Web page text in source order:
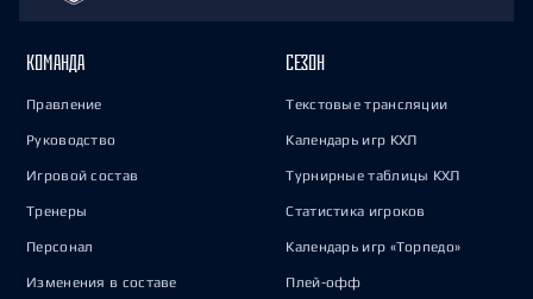
КОМАНДА
Правление
Руководство
Игровой состав
Тренеры
Персонал
Изменения в составе
СЕЗОН
Текстовые трансляции
Календарь игр КХЛ
Турнирные таблицы КХЛ
Статистика игроков
Календарь игр «Торпедо»
Плей-офф